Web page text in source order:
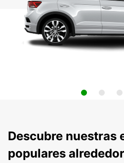
Descubre nuestras
populares